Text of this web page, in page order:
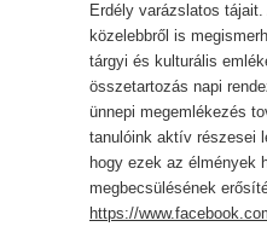
Erdély varázslatos
közelebbről is
tárgyi és kulturális
összetartozás napi
ünnepi megemlékezés
tanulóink aktív részesei
hogy ezek az élmények
megbecsülésének
https://